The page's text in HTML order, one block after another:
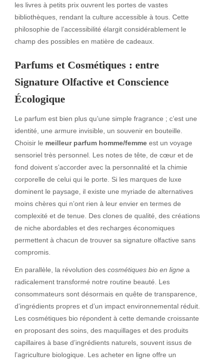
les livres à petits prix ouvrent les portes de vastes
bibliothèques, rendant la culture accessible à tous. Cette
philosophie de l’accessibilité élargit considérablement le
champ des possibles en matière de cadeaux.
Parfums et Cosmétiques : entre
Signature Olfactive et Conscience
Écologique
Le parfum est bien plus qu’une simple fragrance ; c’est une
identité, une armure invisible, un souvenir en bouteille.
Choisir le meilleur parfum homme/femme est un voyage
sensoriel très personnel. Les notes de tête, de cœur et de
fond doivent s’accorder avec la personnalité et la chimie
corporelle de celui qui le porte. Si les marques de luxe
dominent le paysage, il existe une myriade de alternatives
moins chères qui n’ont rien à leur envier en termes de
complexité et de tenue. Des clones de qualité, des créations
de niche abordables et des recharges économiques
permettent à chacun de trouver sa signature olfactive sans
compromis.
En parallèle, la révolution des cosmétiques bio en ligne a
radicalement transformé notre routine beauté. Les
consommateurs sont désormais en quête de transparence,
d’ingrédients propres et d’un impact environnemental réduit.
Les cosmétiques bio répondent à cette demande croissante
en proposant des soins, des maquillages et des produits
capillaires à base d’ingrédients naturels, souvent issus de
l’agriculture biologique. Les acheter en ligne offre un